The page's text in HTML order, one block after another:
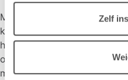
Zelf
Mocht een gesprek niet
klacht te melden. Is jouw
hetSchone Lucht Akkoord?
overlast van houtstook
meldpunt waar alle